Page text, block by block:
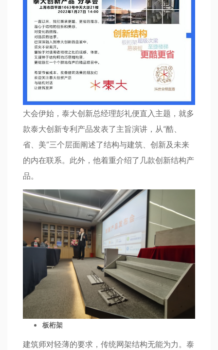
大会伊始，泰大创新总经理彭礼便直入主题，就多
款泰大创新专利产品发表了主旨演讲，从“酷、
省、美”三个层面阐述了结构与建筑、创新及未来
的内在联系。此外，他着重介绍了几款创新结构产
品。
板桁架
建筑师对轻薄的要求，传统网架结构无能为力。泰